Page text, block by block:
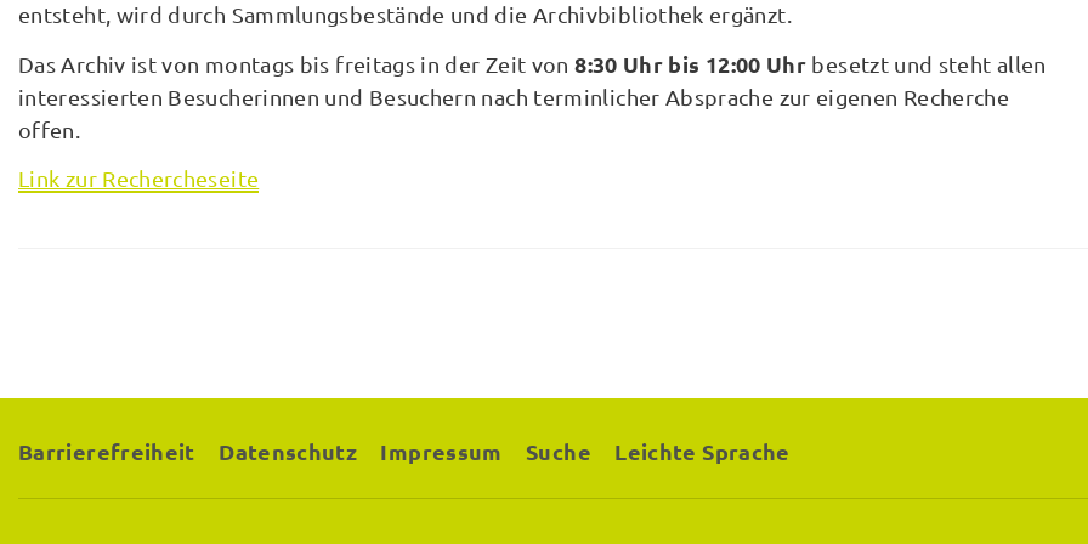
entsteht, wird durch Sammlungsbestände und die Archivbibliothek ergänzt.
Das Archiv ist von montags bis freitags in der Zeit von 8:30 Uhr bis 12:00 Uhr besetzt und steht allen
interessierten Besucherinnen und Besuchern nach terminlicher Absprache zur eigenen Recherche
offen.
Link zur Rechercheseite
Barrierefreiheit Datenschutz Impressum Suche Leichte Sprache